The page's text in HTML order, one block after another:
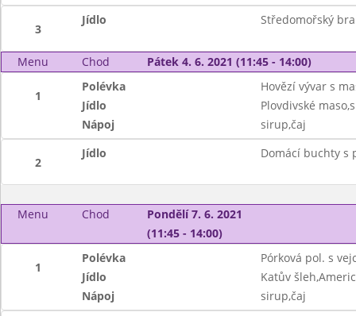
3
Jídlo Středomořský
Menu Chod Pátek 4. 6. 2021 (11:45 - 14:00)
1
Polévka
Hovězí vývar s
Jídlo
Plovdivské
Nápoj
sirup,čaj
2
Jídlo Domácí buchty s
Menu Chod
Pondělí 7. 6. 2021
(11:45 - 14:00)
1
Polévka
Pórková pol. s
Jídlo
Katův
Nápoj
sirup,čaj